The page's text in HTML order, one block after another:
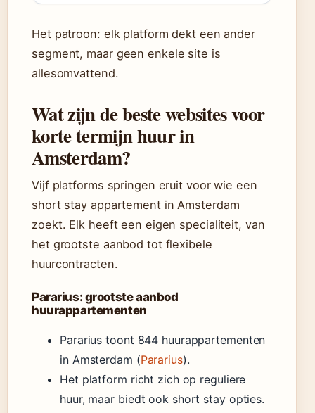
Het patroon: elk platform dekt een ander
segment, maar geen enkele site is
allesomvattend.
Wat zijn de beste websites voor
korte termijn huur in
Amsterdam?
Vijf platforms springen eruit voor wie een
short stay appartement in Amsterdam
zoekt. Elk heeft een eigen specialiteit, van
het grootste aanbod tot flexibele
huurcontracten.
Pararius: grootste aanbod
huurappartementen
Pararius toont 844 huurappartementen
in Amsterdam (Pararius).
Het platform richt zich op reguliere
huur, maar biedt ook short stay opties.